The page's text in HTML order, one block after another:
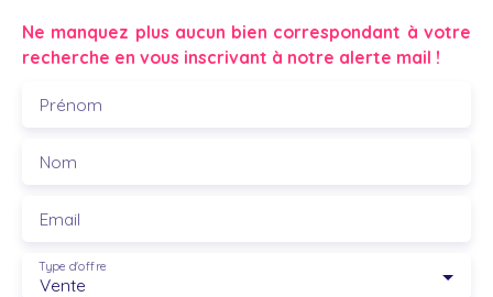
Ne manquez plus aucun bien correspondant à votre
recherche en vous inscrivant à notre alerte mail !
Prénom
Nom
Email
Vente
Type d'offre